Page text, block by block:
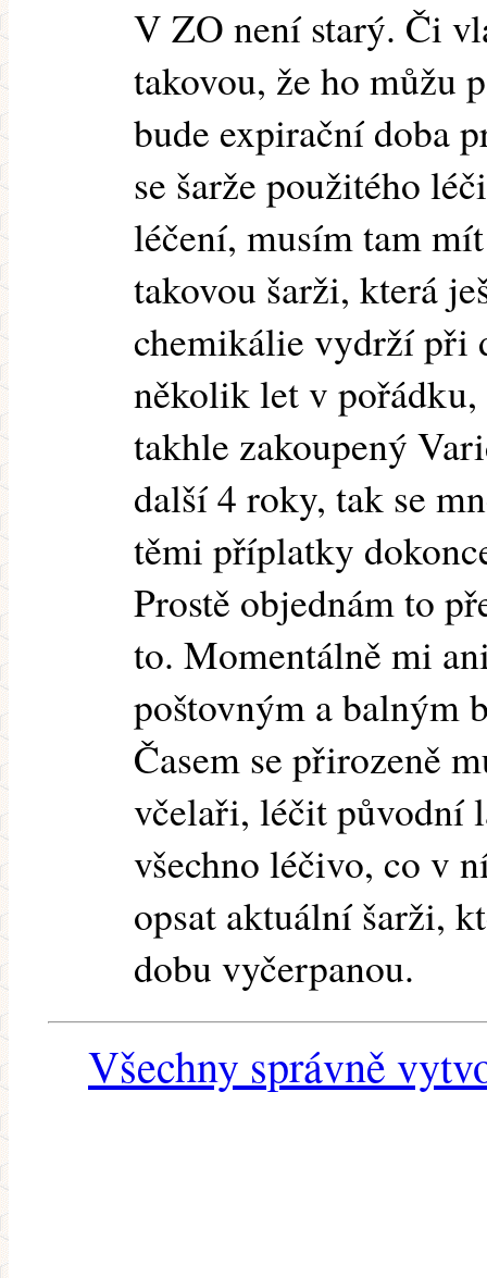
V ZO není starý. Či
takovou, že ho můžu
bude expirační doba
se šarže použitého
léčení, musím tam
takovou šarži, která
chemikálie vydrží při
několik let v
takhle zakoupený
další 4 roky, tak se
těmi příplatky
Prostě objednám to
to. Momentálně mi
poštovným a balným
Časem se přirozeně
včelaři, léčit původní
všechno léčivo, co v
opsat aktuální šarži,
dobu vyčerpanou.
Všechny správně